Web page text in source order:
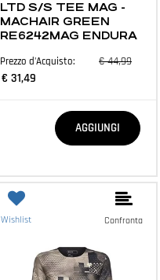
LTD S/S TEE MAG -
MACHAIR GREEN
RE6242MAG ENDURA
Prezzo d'Acquisto: € 44,99
€ 31,49
AGGIUNGI
Wishlist Confronta